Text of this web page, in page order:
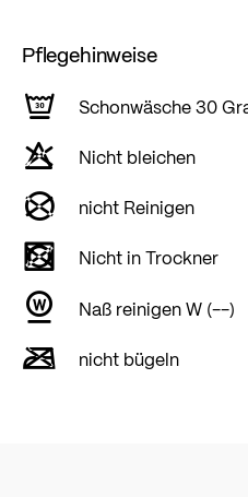
Pflegehinweise
Schonwäsche 30
Nicht bleichen
nicht Reinigen
Nicht in Trockner
Naß reinigen W (--)
nicht bügeln